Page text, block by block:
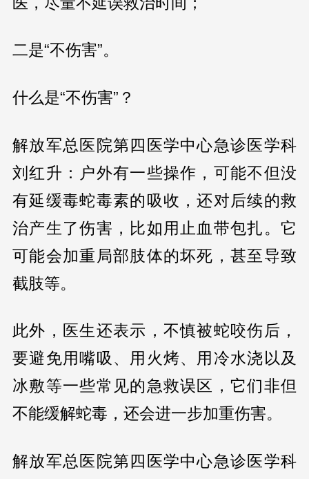
二是“不伤害”。
什么是“不伤害”？
解放军总医院第四医学中心急诊医学科
刘红升：户外有一些操作，可能不但没
有延缓毒蛇毒素的吸收，还对后续的救
治产生了伤害，比如用止血带包扎。它
可能会加重局部肢体的坏死，甚至导致
截肢等。
此外，医生还表示，不慎被蛇咬伤后，
要避免用嘴吸、用火烤、用冷水浇以及
冰敷等一些常见的急救误区，它们非但
不能缓解蛇毒，还会进一步加重伤害。
解放军总医院第四医学中心急诊医学科